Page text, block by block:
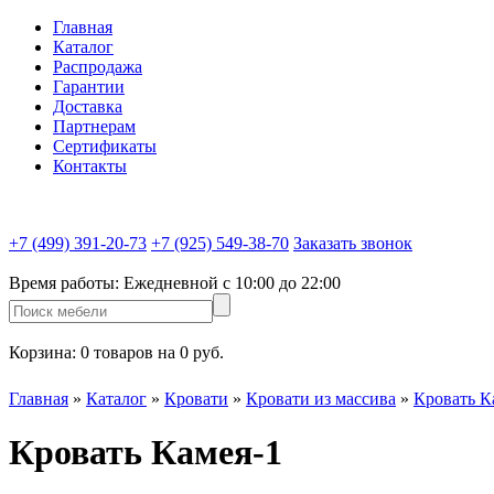
Главная
Каталог
Распродажа
Гарантии
Доставка
Партнерам
Сертификаты
Контакты
+7 (499) 391-20-73 +7 (925) 549-38-70 Заказать звонок
Время работы: Ежедневной c 10:00 до 22:00
Корзина: 0 товаров на 0 руб.
Главная » Каталог » Кровати » Кровати из массива » Кровать
Кровать Камея-1